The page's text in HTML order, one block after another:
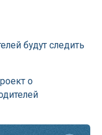
будут следить
о